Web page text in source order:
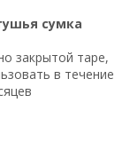
сумка
закрытой таре,
в течение